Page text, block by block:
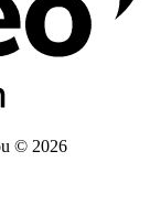
© 2026